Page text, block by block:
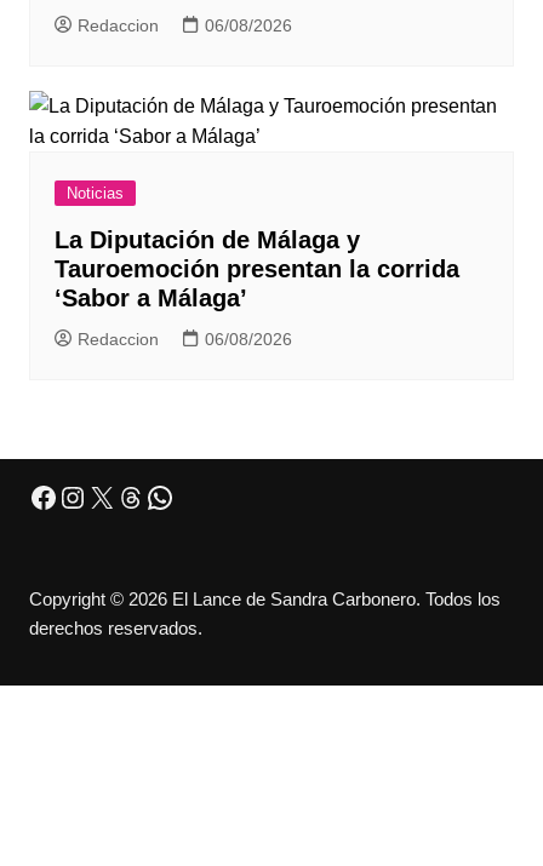
Redaccion 06/08/2026
Noticias
La Diputación de Málaga y
Tauroemoción presentan la corrida
‘Sabor a Málaga’
Redaccion 06/08/2026
Facebook Instagram X Threads WhatsApp
Copyright © 2026 El Lance de Sandra Carbonero. Todos los
derechos reservados.